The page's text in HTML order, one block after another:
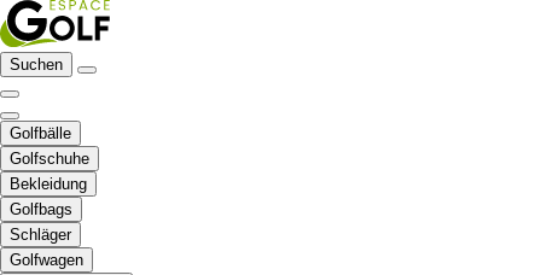
Suchen
Golfbälle
Golfschuhe
Bekleidung
Golfbags
Schläger
Golfwagen